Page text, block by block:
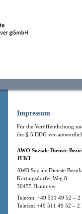
Impressum
Für die Veröffentlichung
des § 5 DDG ver-
AWO Soziale Dienste
JUKI
AWO Soziale Dienste
Körtingsdorfer Weg 8
30455 Hannover
Telefon: +49 511 49 52 – 2
Telefax: +49 511 49 52 – 2